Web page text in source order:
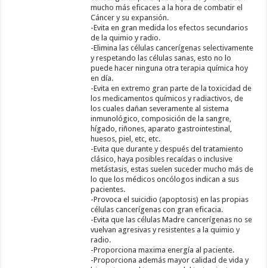
mucho más eficaces a la hora de combatir el
Cáncer y su expansión.
-Evita en gran medida los efectos secundarios
de la quimio y radio.
-Elimina las células cancerígenas selectivamente
y respetando las células sanas, esto no lo
puede hacer ninguna otra terapia química hoy
en día.
-Evita en extremo gran parte de la toxicidad de
los medicamentos químicos y radiactivos, de
los cuales dañan severamente al sistema
inmunológico, composición de la sangre,
hígado, riñones, aparato gastrointestinal,
huesos, piel, etc, etc.
-Evita que durante y después del tratamiento
clásico, haya posibles recaídas o inclusive
metástasis, estas suelen suceder mucho más de
lo que los médicos oncólogos indican a sus
pacientes.
-Provoca el suicidio (apoptosis) en las propias
células cancerígenas con gran eficacia.
-Evita que las células Madre cancerígenas no se
vuelvan agresivas y resistentes a la quimio y
radio.
-Proporciona maxima energía al paciente.
-Proporciona además mayor calidad de vida y